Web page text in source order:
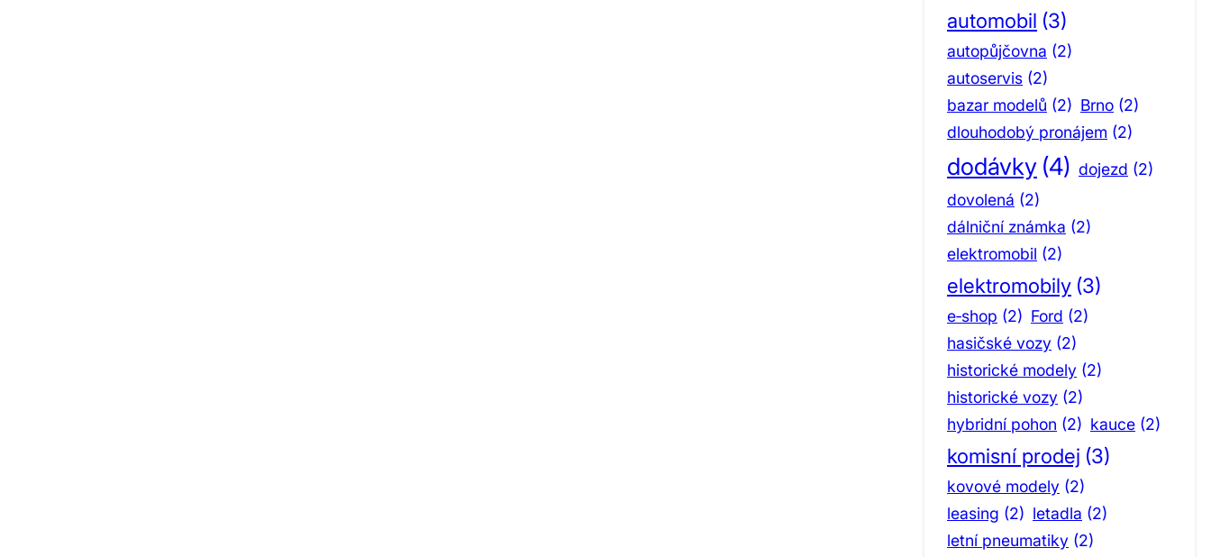
automobil (3)
autopůjčovna (2)
autoservis (2)
bazar modelů (2) Brno (2)
dlouhodobý pronájem (2)
dodávky (4) dojezd (2)
dovolená (2)
dálniční známka (2)
elektromobil (2)
elektromobily (3)
e‑shop (2) Ford (2)
hasičské vozy (2)
historické modely (2)
historické vozy (2)
hybridní pohon (2) kauce (2)
komisní prodej (3)
kovové modely (2)
leasing (2) letadla (2)
letní pneumatiky (2)